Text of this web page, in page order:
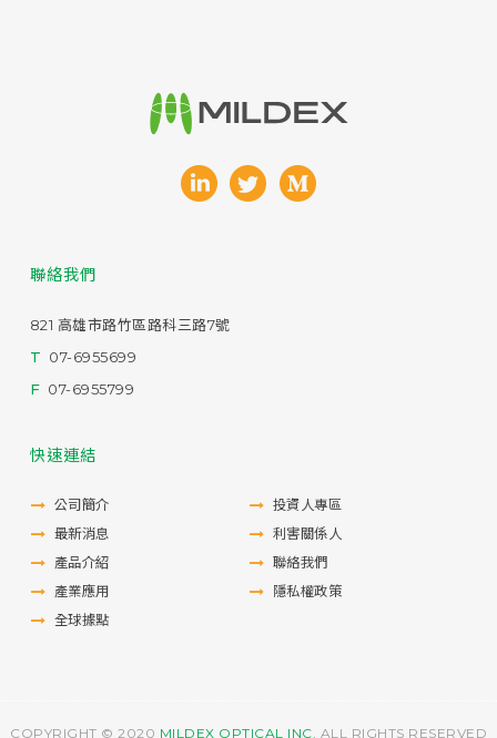
聯絡我們
821 高雄市路竹區路科三路7號
T 07-6955699
F 07-6955799
快速連結
公司簡介
最新消息
產品介紹
產業應用
投資人專區
利害關係人
聯絡我們
隱私權政策
全球據點
COPYRIGHT © 2020 MILDEX OPTICAL INC. ALL RIGHTS RESERVED